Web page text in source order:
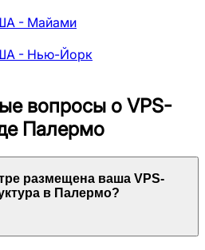
- Майами
- Нью-Йорк
вопросы о VPS-
Палермо
размещена ваша VPS-
в Палермо?